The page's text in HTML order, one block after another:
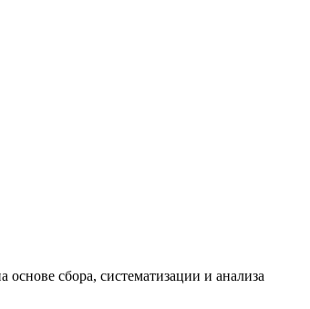
сбора, систематизации и анализа